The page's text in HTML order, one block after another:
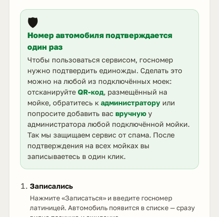
🛡️
Номер автомобиля подтверждается
один раз
Чтобы пользоваться сервисом, госномер
нужно подтвердить единожды. Сделать это
можно на любой из подключённых моек:
отсканируйте QR-код, размещённый на
мойке, обратитесь к администраторуили
попросите добавить вас вручнуюу
администратора любой подключённой мойки.
Так мы защищаем сервис от спама. После
подтверждения на всех мойках вы
записываетесь в один клик.
Записались
Нажмите «Записаться» и введите госномер
латиницей. Автомобиль появится в списке — сразу